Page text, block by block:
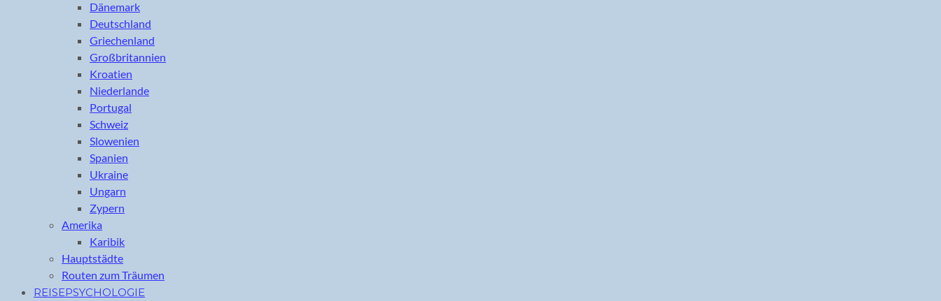
Dänemark
Deutschland
Griechenland
Großbritannien
Kroatien
Niederlande
Portugal
Schweiz
Slowenien
Spanien
Ukraine
Ungarn
Zypern
Amerika
Karibik
Hauptstädte
Routen zum Träumen
REISEPSYCHOLOGIE